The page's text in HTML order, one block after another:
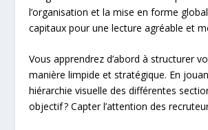
l’organisation et la mise en forme
capitaux pour une lecture agréable et
Vous apprendrez d’abord à structurer
manière limpide et stratégique. En
hiérarchie visuelle des différentes
objectif ? Capter l’attention des